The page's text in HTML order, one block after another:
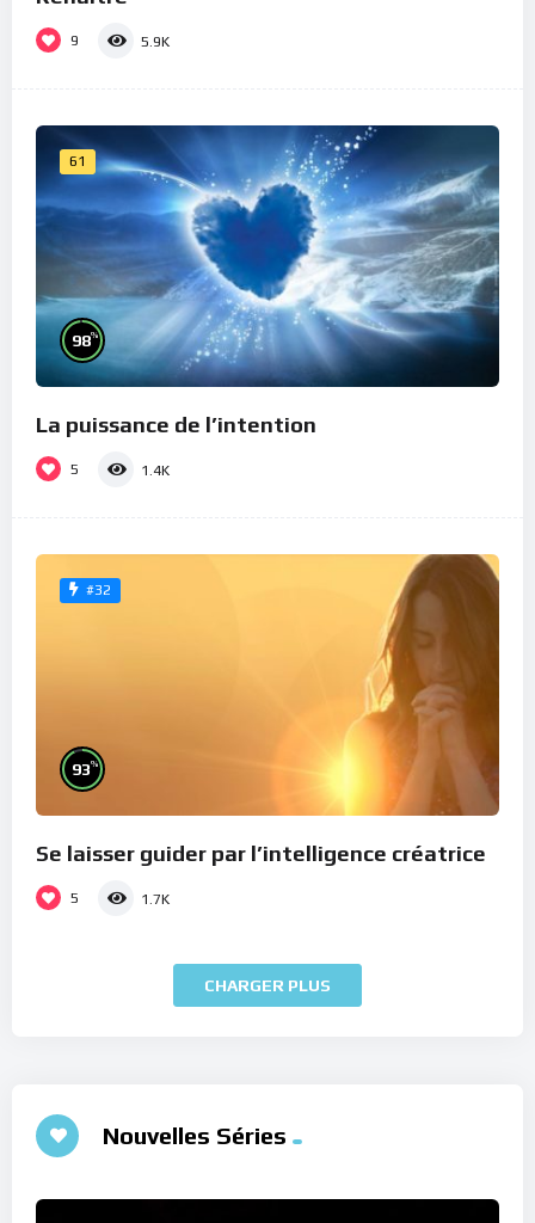
9 5.9K
61
98%
La puissance de l’intention
5 1.4K
#32
93%
Se laisser guider par l’intelligence créatrice
5 1.7K
CHARGER PLUS
Nouvelles Séries